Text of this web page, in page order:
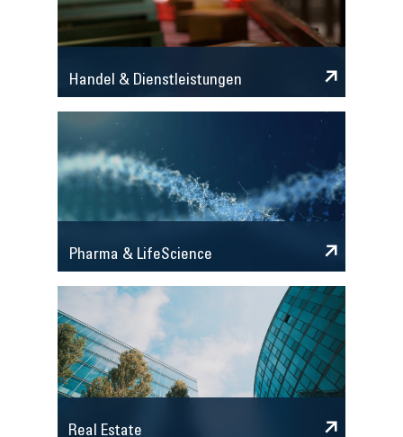
Handel & Dienstleistungen
Pharma & LifeScience
Real Estate